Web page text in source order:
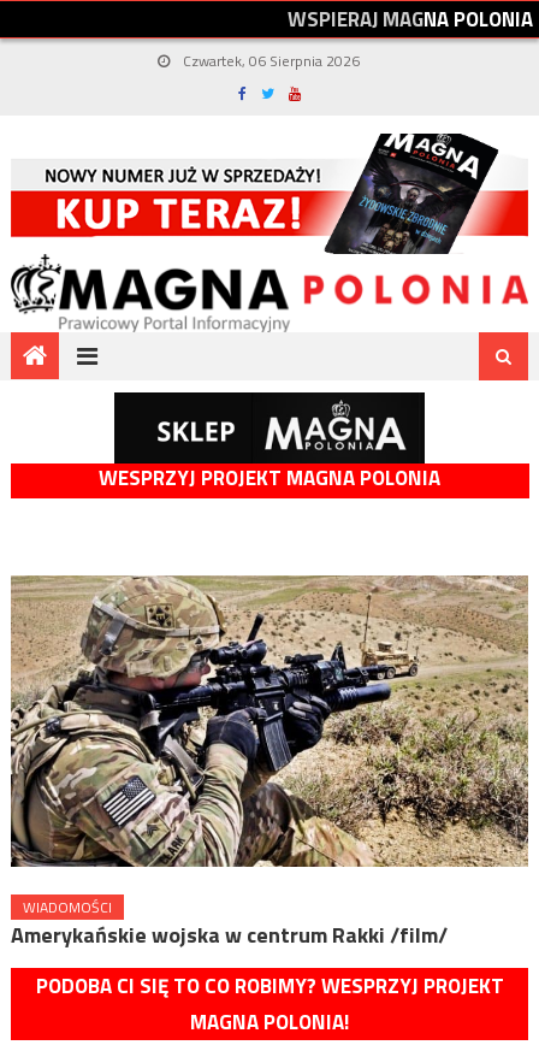
WSPIERAJMAGNAPOLONIA
Czwartek, 06 Sierpnia 2026
WESPRZYJ PROJEKT MAGNA POLONIA
WIADOMOŚCI
Amerykańskie wojska w centrum Rakki /film/
PODOBA CI SIĘ TO CO ROBIMY? WESPRZYJ PROJEKT
MAGNA POLONIA!